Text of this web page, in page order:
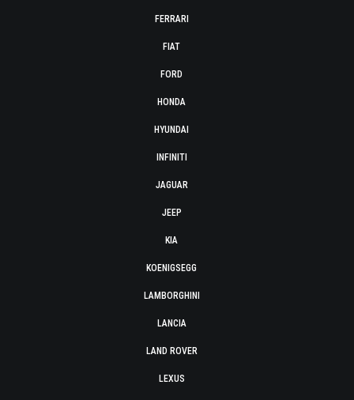
FERRARI
FIAT
FORD
HONDA
HYUNDAI
INFINITI
JAGUAR
JEEP
KIA
KOENIGSEGG
LAMBORGHINI
LANCIA
LAND ROVER
LEXUS